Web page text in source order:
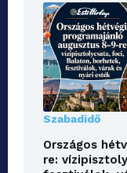
Szabadidő
Országos
re: